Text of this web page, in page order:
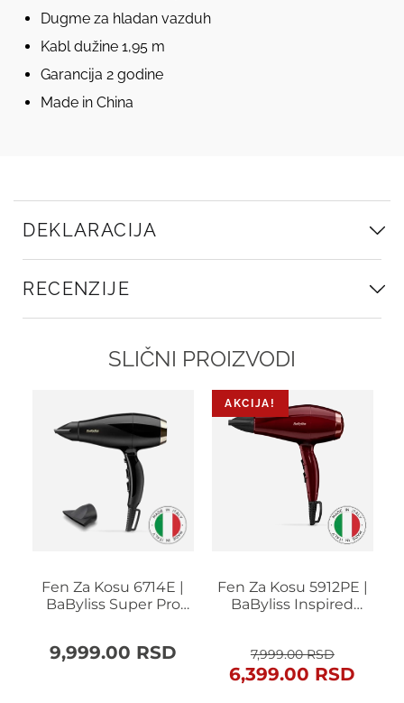
Dugme za hladan vazduh
Kabl dužine 1,95 m
Garancija 2 godine
Made in China
DEKLARACIJA
RECENZIJE
SLIČNI PROIZVODI
Fen Za Kosu 6714E |
BaByliss Super Pro
9,999.00 RSD
AKCIJA!
Fen Za Kosu 5912PE |
BaByliss Inspired
7,999.00RSD
Originalna
cena
6,399.00 RSD
Trenutna
cena